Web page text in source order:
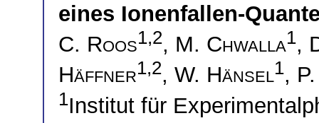
eines Ionenfallen-
C. Roos1,2, M. Chwalla1,
Häffner1,2, W. Hänsel1,
1Institut für